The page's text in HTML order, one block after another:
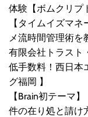
体験【ボムクリプ
【タイムイズマ
メ流時間管理術を
有限会社トラスト
低手数料！西日本
グ福岡 】
【Brain初テーマ
件の在り処と請け